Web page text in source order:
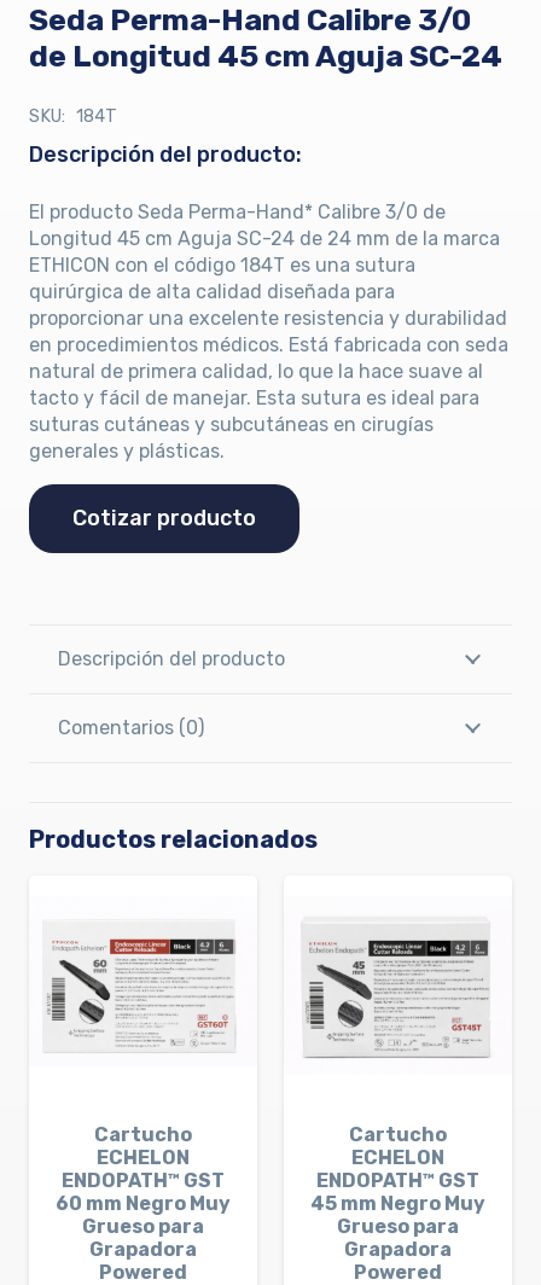
Seda Perma-Hand Calibre 3/0
de Longitud 45 cm Aguja SC-24
SKU: 184T
Descripción del producto:
El producto Seda Perma-Hand* Calibre 3/0 de
Longitud 45 cm Aguja SC-24 de 24 mm de la marca
ETHICON con el código 184T es una sutura
quirúrgica de alta calidad diseñada para
proporcionar una excelente resistencia y durabilidad
en procedimientos médicos. Está fabricada con seda
natural de primera calidad, lo que la hace suave al
tacto y fácil de manejar. Esta sutura es ideal para
suturas cutáneas y subcutáneas en cirugías
generales y plásticas.
Cotizar producto
Descripción del producto
Comentarios (0)
Productos relacionados
Cartucho
ECHELON
ENDOPATH™ GST
60 mm Negro Muy
Grueso para
Grapadora
Powered
Cartucho
ECHELON
ENDOPATH™ GST
45 mm Negro Muy
Grueso para
Grapadora
Powered